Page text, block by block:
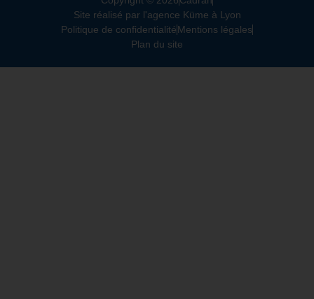
Site réalisé par l'agence Küme à Lyon
Politique de confidentialitéMentions légales
Plan du site